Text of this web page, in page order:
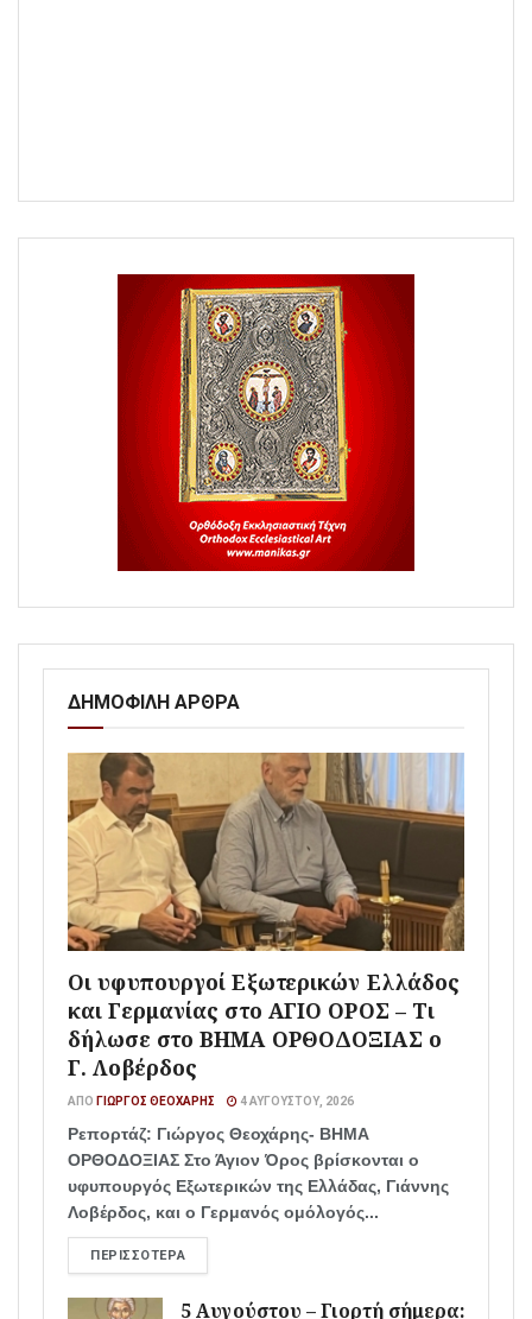
ΔΗΜΟΦΙΛΗ ΑΡΘΡΑ
Οι υφυπουργοί Εξωτερικών Ελλάδος
και Γερμανίας στο ΑΓΙΟ ΟΡΟΣ – Τι
δήλωσε στο ΒΗΜΑ ΟΡΘΟΔΟΞΙΑΣ ο
Γ. Λοβέρδος
ΑΠΌ ΓΙΏΡΓΟΣ ΘΕΟΧΆΡΗΣ 4 ΑΥΓΟΎΣΤΟΥ, 2026
Ρεπορτάζ: Γιώργος Θεοχάρης- ΒΗΜΑ
ΟΡΘΟΔΟΞΙΑΣ Στο Άγιον Όρος βρίσκονται ο
υφυπουργός Εξωτερικών της Ελλάδας, Γιάννης
Λοβέρδος, και ο Γερμανός ομόλογός...
ΠΕΡΙΣΣΌΤΕΡΑ
5 Αυγούστου – Γιορτή σήμερα: